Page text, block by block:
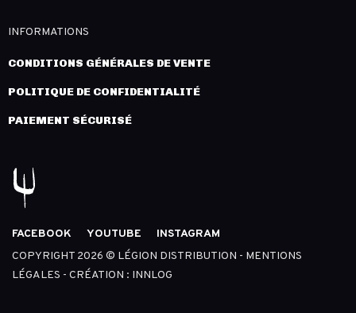
INFORMATIONS
CONDITIONS GÉNÉRALES DE VENTE
POLITIQUE DE CONFIDENTIALITÉ
PAIEMENT SÉCURISÉ
FACEBOOK YOUTUBE
INSTAGRAM
COPYRIGHT 2026 © LÉGION DISTRIBUTION - MENTIONS
LÉGALES - CRÉATION : INNLOG